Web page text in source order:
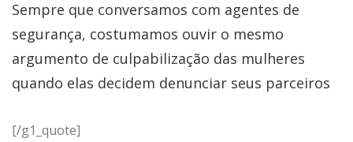
Sempre que conversamos com agentes de
segurança, costumamos ouvir o mesmo
argumento de culpabilização das mulheres
quando elas decidem denunciar seus parceiros
[/g1_quote]